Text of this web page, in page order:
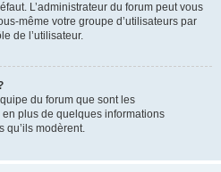
L’administrateur du forum peut vous
même votre groupe d’utilisateurs par
de l’utilisateur.
du forum que sont les
plus de quelques informations
qu’ils modèrent.